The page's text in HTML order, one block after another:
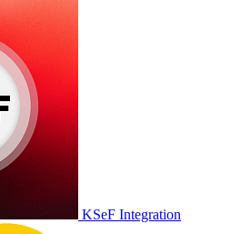
KSeF Integration